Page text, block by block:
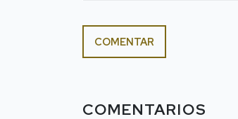
COMENTAR
COMENTARIOS